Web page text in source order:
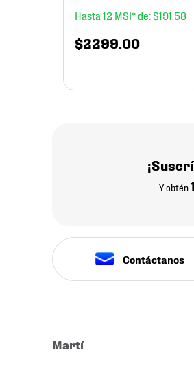
12
$191 58
$2299.00
Y obtén
Contáctanos
Martí